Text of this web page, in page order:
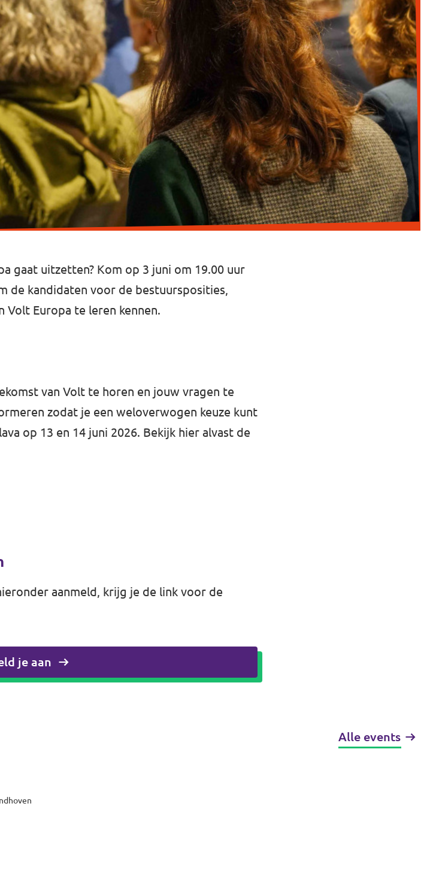
gaat uitzetten? Kom op 3 juni om 19.00 uur
de kandidaten voor de bestuursposities,
Volt Europa te leren kennen.
van Volt te horen en jouw vragen te
zodat je een weloverwogen keuze kunt
op 13 en 14 juni 2026. Bekijk hier alvast de
aanmeld, krijg je de link voor de
je aan
Alle events